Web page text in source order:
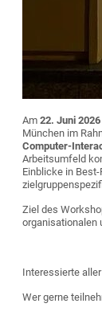
Am22. Juni 2026
München im
Computer-
Arbeitsumfeld
Einblicke in
Ziel des
organisationalen
Interessierte
Wer gerne